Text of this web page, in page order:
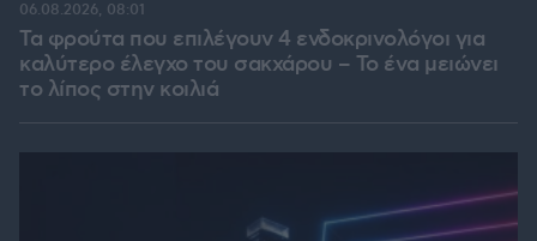
Τα φρούτα που επιλέγουν 4 ενδοκρινολόγοι για
καλύτερο έλεγχο του σακχάρου – Το ένα μειώνει
το λίπος στην κοιλιά
06.08.2026, 08:01